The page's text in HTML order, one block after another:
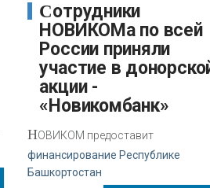
Сотрудники
НОВИКОМа по всей
России приняли
участие в
акции -
«Новикомбанк»
НОВИКОМ предоставит
финансирование Республике
Башкортостан